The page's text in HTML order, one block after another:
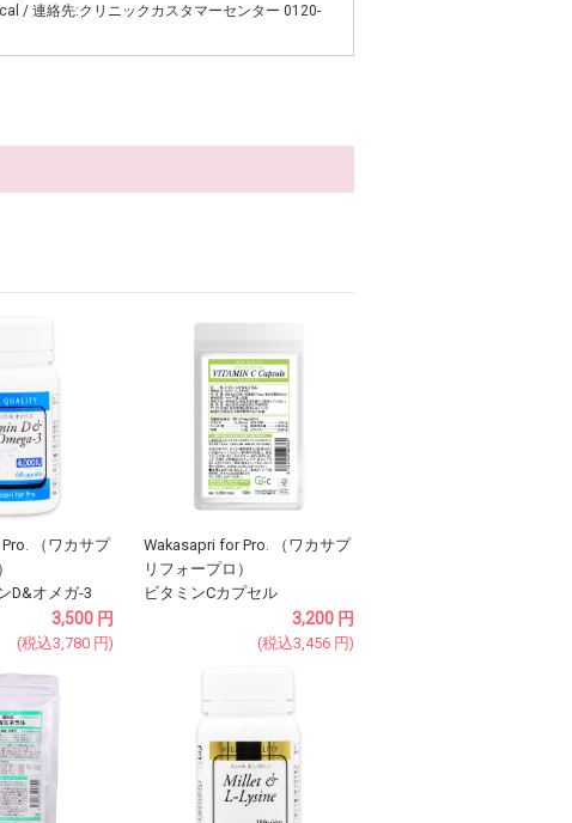
/ 連絡先:クリニックカスタマーセンター 0120-
（ワカサプ
D&オメガ-3
3,500 円
(税込3,780 円)
Wakasapri for Pro. （ワカサプ
リフォープロ）
ビタミンCカプセル
3,200円
(税込3,456円)